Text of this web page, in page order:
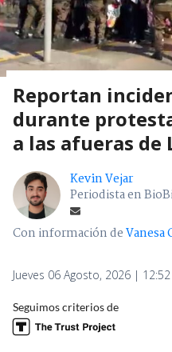
Reportan
durante
a las afueras de
Kevin Vejar
Periodista en
Con información deVanesa
Jueves 06 Agosto, 2026 | 12:52
Seguimos criterios de